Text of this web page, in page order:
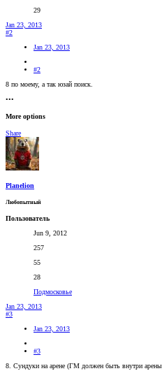
29
Jan 23, 2013
#2
Jan 23, 2013
#2
8 по моему, а так юзай поиск.
•••
More options
Share
Planelion
Любопытный
Пользователь
Jun 9, 2012
257
55
28
Подмосковье
Jan 23, 2013
#3
Jan 23, 2013
#3
8. Сундуки на арене (ГМ должен быть внутри арены,